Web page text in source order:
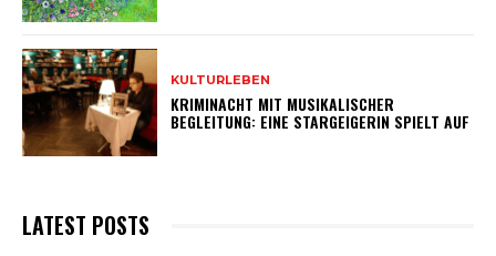
KULTURLEBEN
KRIMINACHT MIT MUSIKALISCHER
BEGLEITUNG: EINE STARGEIGERIN SPIELT AUF
LATEST POSTS